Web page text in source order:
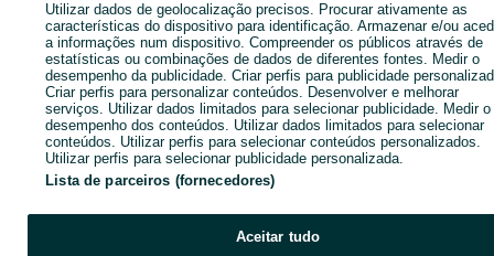
Enviar mensagem
Utilizar dados de geolocalização precisos. Procurar ativamente as
características do dispositivo para identificação. Armazenar e/ou
a informações num dispositivo. Compreender os públicos através de
estatísticas ou combinações de dados de diferentes fontes. Medir o
desempenho da publicidade. Criar perfis para publicidade
Criar perfis para personalizar conteúdos. Desenvolver e melhorar
serviços. Utilizar dados limitados para selecionar publicidade. Medir o
desempenho dos conteúdos. Utilizar dados limitados para selecionar
conteúdos. Utilizar perfis para selecionar conteúdos personalizados.
Utilizar perfis para selecionar publicidade personalizada.
Lista de parceiros (fornecedores)
Aceitar tudo